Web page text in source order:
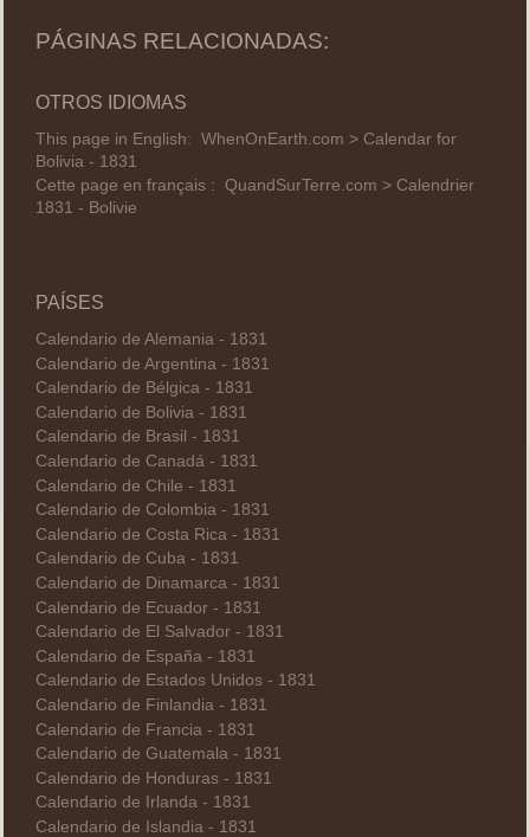
PÁGINAS RELACIONADAS:
OTROS IDIOMAS
This page in English: WhenOnEarth.com > Calendar for
Bolivia - 1831
Cette page en français : QuandSurTerre.com > Calendrier
1831 - Bolivie
PAÍSES
Calendario de Alemania - 1831
Calendario de Argentina - 1831
Calendario de Bélgica - 1831
Calendario de Bolivia - 1831
Calendario de Brasil - 1831
Calendario de Canadá - 1831
Calendario de Chile - 1831
Calendario de Colombia - 1831
Calendario de Costa Rica - 1831
Calendario de Cuba - 1831
Calendario de Dinamarca - 1831
Calendario de Ecuador - 1831
Calendario de El Salvador - 1831
Calendario de España - 1831
Calendario de Estados Unidos - 1831
Calendario de Finlandia - 1831
Calendario de Francia - 1831
Calendario de Guatemala - 1831
Calendario de Honduras - 1831
Calendario de Irlanda - 1831
Calendario de Islandia - 1831